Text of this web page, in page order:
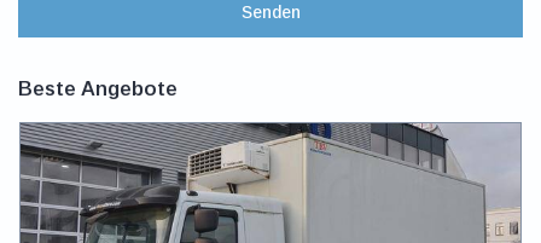
Senden
Beste Angebote